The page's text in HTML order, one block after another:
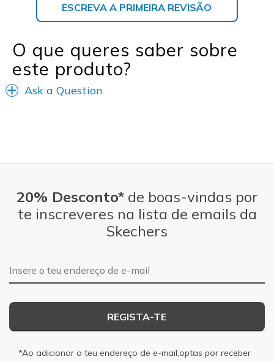
ESCREVA A PRIMEIRA REVISÃO
O que queres saber sobre
este produto?
Ask a Question
20% Desconto*de boas-vindas por
te inscreveres na lista de emails da
Skechers
Endereço de e-mail
REGISTA-TE
*Ao adicionar o teu endereço de e-mail,optas por receber